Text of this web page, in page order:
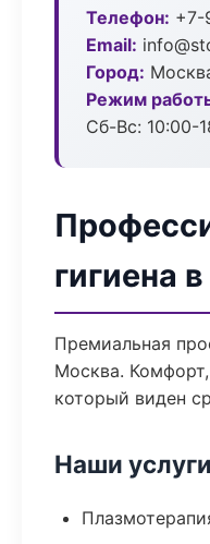
Телефон: +7-
Email:
Город:
Режим
Сб-Вс: 10:00-
гигиена
Премиальная
Москва. Комфорт,
который виден
Наши услуги